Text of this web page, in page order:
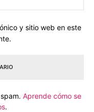
y sitio web en este
Aprende cómo se
.